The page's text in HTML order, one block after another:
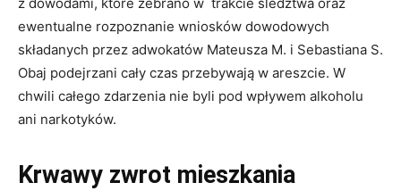
ewentualne rozpoznanie wniosków dowodowych
składanych przez adwokatów Mateusza M. i Sebastiana S.
Obaj podejrzani cały czas przebywają w areszcie. W
chwili całego zdarzenia nie byli pod wpływem alkoholu
ani narkotyków.
Krwawy zwrot mieszkania